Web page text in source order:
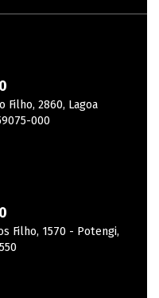
Filho, 2860, Lagoa
000
Filho, 1570 - Potengi,